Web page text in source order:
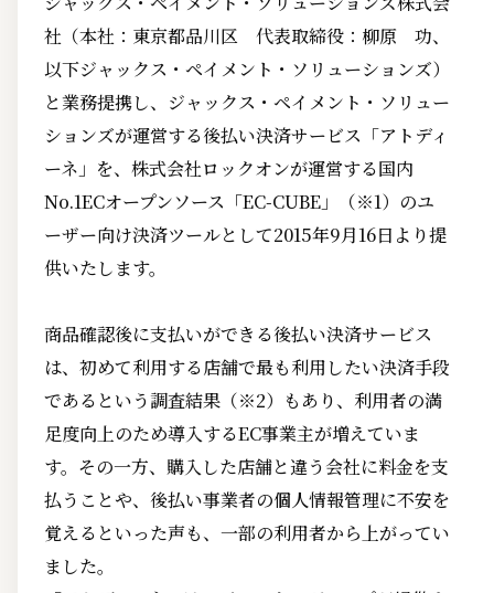
社（本社：東京都品川区 代表取締役：柳原 功、
以下ジャックス・ペイメント・ソリューションズ）
と業務提携し、ジャックス・ペイメント・ソリュー
ションズが運営する後払い決済サービス「アトディ
ーネ」を、株式会社ロックオンが運営する国内
No.1ECオープンソース「EC-CUBE」（※1）のユ
ーザー向け決済ツールとして2015年9月16日より提
供いたします。
商品確認後に支払いができる後払い決済サービス
は、初めて利用する店舗で最も利用したい決済手段
であるという調査結果（※2）もあり、利用者の満
足度向上のため導入するEC事業主が増えていま
す。その一方、購入した店舗と違う会社に料金を支
払うことや、後払い事業者の個人情報管理に不安を
覚えるといった声も、一部の利用者から上がってい
ました。